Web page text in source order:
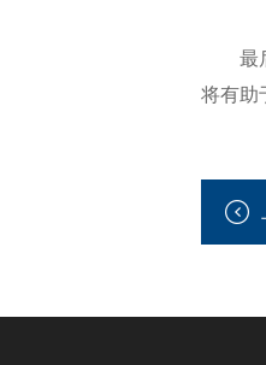
最后
将有助